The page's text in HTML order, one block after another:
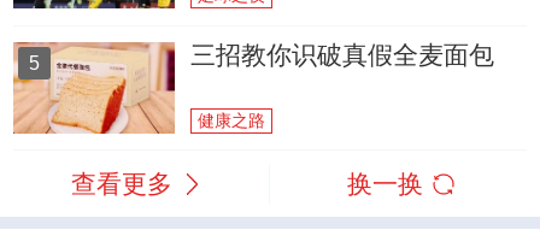
5 三招教你识破真假全麦面包
健康之路
查看更多 换一换